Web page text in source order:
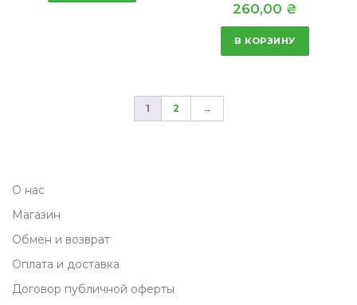
260,00 ₴
В КОРЗИНУ
1 2 →
О нас
Магазин
Обмен и возврат
Оплата и доставка
Договор публичной оферты